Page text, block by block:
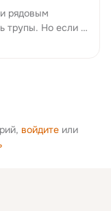
рядовым
трупы. Но если в
всякие
войдите или